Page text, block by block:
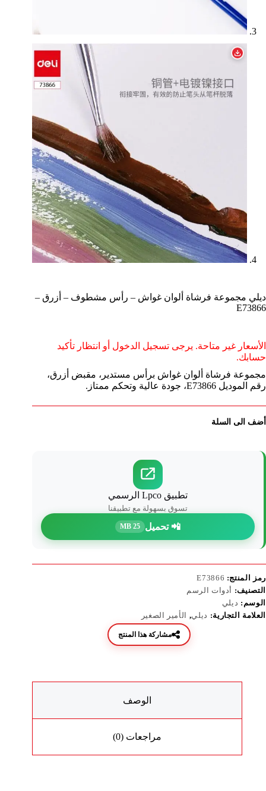
ديلي مجموعة فرشاة ألوان غواش – رأس مشطوف – أزرق –
E73866
الأسعار غير متاحة. يرجى تسجيل الدخول أو انتظار تأكيد
حسابك.
مجموعة فرشاة ألوان غواش برأس مستدير، مقبض أزرق،
رقم الموديل E73866، جودة عالية وتحكم ممتاز.
أضف الى السلة
تطبيق Lpco الرسمي
تسوق بسهولة مع تطبيقنا
📲 تحميل 25 MB
رمز المنتج: E73866
التصنيف: أدوات الرسم
الوسم: ديلي
العلامة التجارية: ديلي, الأمير الصغير
مشاركة هذا المنتج
الوصف
مراجعات (0)